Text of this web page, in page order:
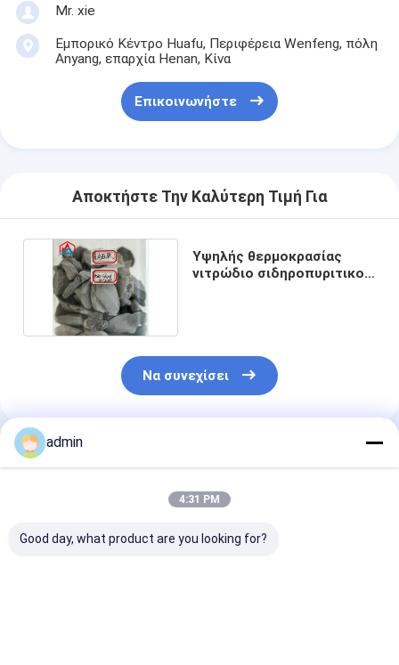
Mr. xie
Εμπορικό Κέντρο Huafu, Περιφέρεια Wenfeng, πόλη
Anyang, επαρχία Henan, Κίνα
Επικοινωνήστε
Αποκτήστε Την Καλύτερη Τιμή Για
Υψηλής θερμοκρασίας
νιτρώδιο σιδηροπυριτικού
Να συνεχίσει
Συνιστώμενα Προϊόντα
admin
4:31 PM
Good day, what product are you looking for?